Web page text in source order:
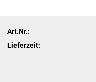
Art.Nr.:
Lieferzeit: